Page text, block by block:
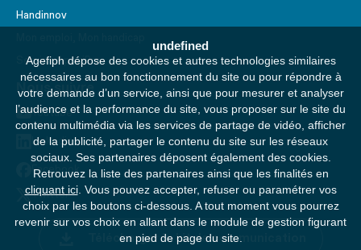
undefined
Agefiph dépose des cookies et autres technologies similaires
nécessaires au bon fonctionnement du site ou pour répondre à
votre demande d’un service, ainsi que pour mesurer et analyser
l’audience et la performance du site, vous proposer sur le site du
contenu multimédia via les services de partage de vidéo, afficher
de la publicité, partager le contenu du site sur les réseaux
sociaux. Ses partenaires déposent également des cookies.
Retrouvez la liste des partenaires ainsi que les finalités en
cliquant ici. Vous pouvez accepter, refuser ou paramétrer vos
choix par les boutons ci-dessous. A tout moment vous pourrez
revenir sur vos choix en allant dans le module de gestion figurant
en pied de page du site.
Handinnov
Service AppuiPro
Nous suivre
Youtube
Linkedin
Facebook
Twitter
Télécharger le kit de communication